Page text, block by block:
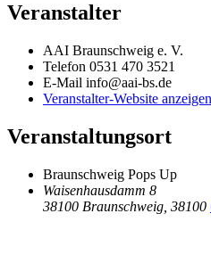
Veranstalter
AAI Braunschweig e. V.
Telefon 0531 470 3521
E-Mail info@aai-bs.de
Veranstalter-Website anzeigen
Veranstaltungsort
Braunschweig Pops Up
Waisenhausdamm 8
38100 Braunschweig 38100